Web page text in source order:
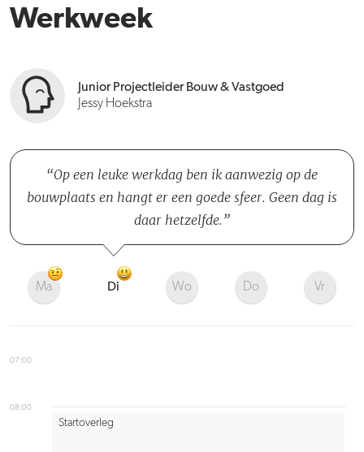
Werkweek
Junior Projectleider Bouw & Vastgoed
Jessy Hoekstra
Op een leuke werkdag ben ik aanwezig op de
bouwplaats en hangt er een goede sfeer. Geen dag is
daar hetzelfde.
Ma Di Wo Do Vr
07:00
08:00
Startoverleg